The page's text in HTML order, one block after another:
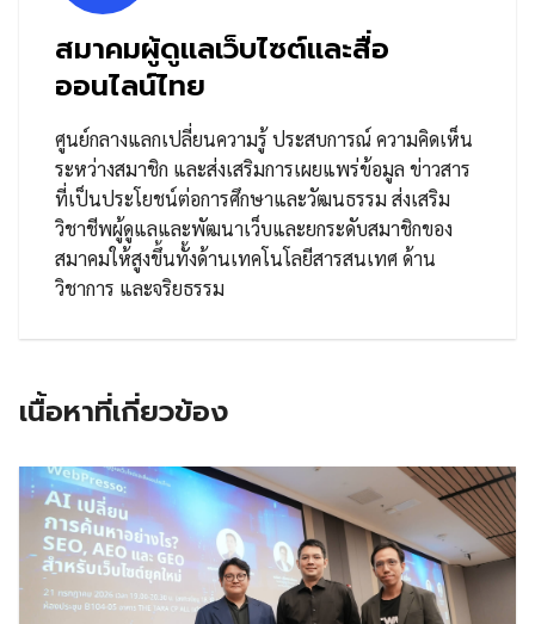
สมาคมผู้ดูแลเว็บไซต์และสื่อ
ออนไลน์ไทย
ศูนย์กลางแลกเปลี่ยนความรู้ ประสบการณ์ ความคิดเห็น
ระหว่างสมาชิก และส่งเสริมการเผยแพร่ข้อมูล ข่าวสาร
ที่เป็นประโยชน์ต่อการศึกษาและวัฒนธรรม ส่งเสริม
วิชาชีพผู้ดูแลและพัฒนาเว็บและยกระดับสมาชิกของ
สมาคมให้สูงขึ้นทั้งด้านเทคโนโลยีสารสนเทศ ด้าน
วิชาการ และจริยธรรม
เนื้อหาที่เกี่ยวข้อง